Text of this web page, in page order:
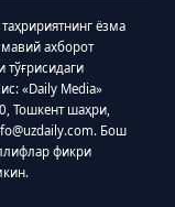
ёзма
ахборот
тўғрисидаги
«Daily Media»
Тошкент шаҳри,
Бош
фикри